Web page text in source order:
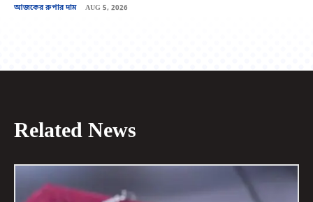
আজকের রুপার দাম AUG 5, 2026
Related News